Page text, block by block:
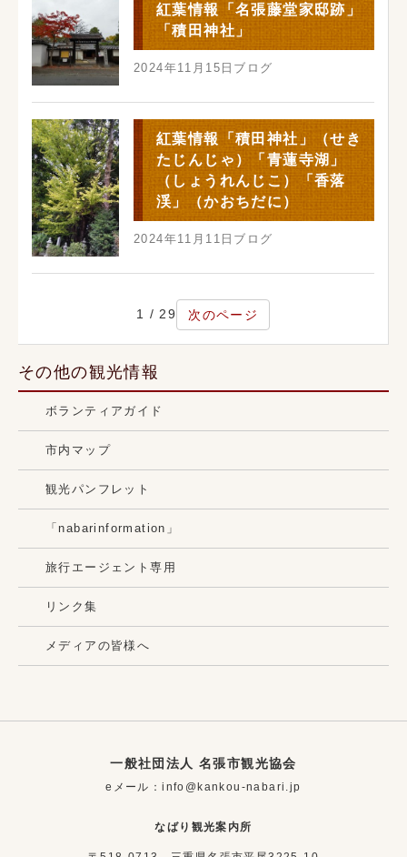
紅葉情報「名張藤堂家邸跡」
「積田神社」
2024年11月15日 ブログ
紅葉情報「積田神社」（せき
たじんじゃ）「青蓮寺湖」
（しょうれんじこ）「香落
渓」（かおちだに）
2024年11月11日 ブログ
1 / 29 次のページ
その他の観光情報
ボランティアガイド
市内マップ
観光パンフレット
「nabarinformation」
旅行エージェント専用
リンク集
メディアの皆様へ
一般社団法人 名張市観光協会
eメール：info@kankou-nabari.jp
なばり観光案内所